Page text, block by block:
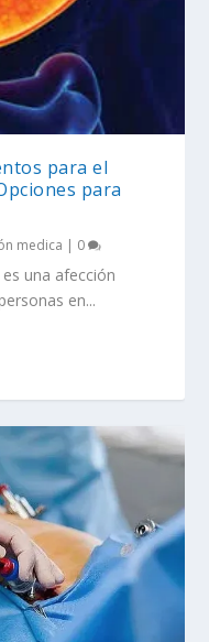
identificar
¿Qué es la
para el
para
medica | 0
una afección
en...